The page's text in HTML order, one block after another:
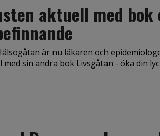
aktuell med bok
är nu läkaren och
sin andra bok Livsgåtan - öka din